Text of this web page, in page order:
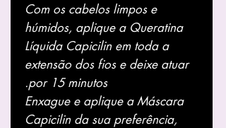
Com os cabelos limpos e
húmidos, aplique a Queratina
Líquida Capicilin em toda a
extensão dos fios e deixe atuar
por 15 minutos.
Enxague e aplique a Máscara
Capicilin da sua preferência,